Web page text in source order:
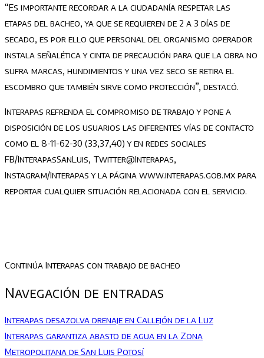
“Es importante recordar a la ciudadanía respetar las
etapas del bacheo, ya que se requieren de 2 a 3 días de
secado, es por ello que personal del organismo operador
instala señalética y cinta de precaución para que la obra no
sufra marcas, hundimientos y una vez seco se retira el
escombro que también sirve como protección”, destacó.
Interapas refrenda el compromiso de trabajo y pone a
disposición de los usuarios las diferentes vías de contacto
como el 8-11-62-30 (33,37,40) y en redes sociales
FB/InterapasSanLuis, Twitter@Interapas,
Instagram/Interapas y la página www.interapas.gob.mx para
reportar cualquier situación relacionada con el servicio.
Continúa Interapas con trabajo de bacheo
Navegación de entradas
Interapas desazolva drenaje en Callejón de la Luz
Interapas garantiza abasto de agua en la Zona
Metropolitana de San Luis Potosí